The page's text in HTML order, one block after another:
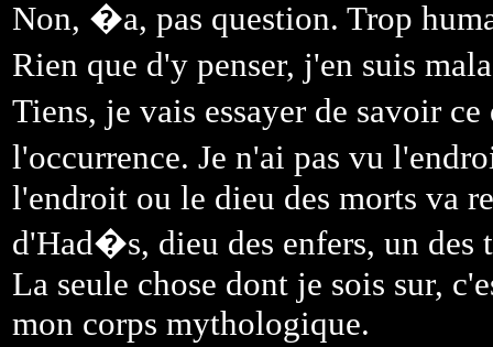
Non, �a, pas question. Trop
Rien que d'y penser, j'en suis
Tiens, je vais essayer de savoir
l'occurrence. Je n'ai pas vu
l'endroit ou le dieu des morts va
d'Had�s, dieu des enfers, un
La seule chose dont je sois sur,
mon corps mythologique.